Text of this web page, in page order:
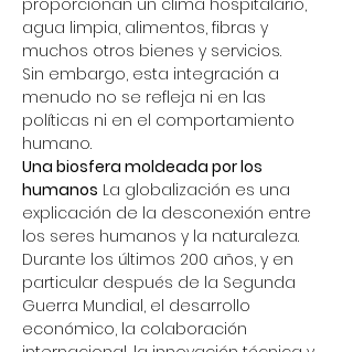
proporcionan un clima hospitalario,
agua limpia, alimentos, fibras y
muchos otros bienes y servicios.
Sin embargo, esta integración a
menudo no se refleja ni en las
políticas ni en el comportamiento
humano.
Una biosfera moldeada por los
humanos La globalización es una
explicación de la desconexión entre
los seres humanos y la naturaleza.
Durante los últimos 200 años, y en
particular después de la Segunda
Guerra Mundial, el desarrollo
económico, la colaboración